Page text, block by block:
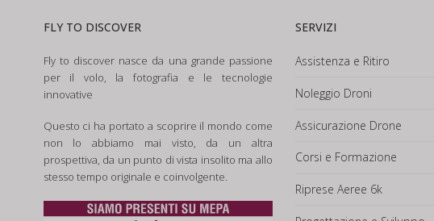
FLY TO DISCOVER
Fly to discover nasce da una grande passione
per il volo, la fotografia e le tecnologie
innovative
Questo ci ha portato a scoprire il mondo come
non lo abbiamo mai visto, da un altra
prospettiva, da un punto di vista insolito ma allo
stesso tempo originale e coinvolgente.
SERVIZI
Assistenza e Ritiro
Noleggio Droni
Assicurazione Drone
Corsi e Formazione
Riprese Aeree 6k